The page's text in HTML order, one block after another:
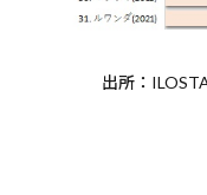
出所：